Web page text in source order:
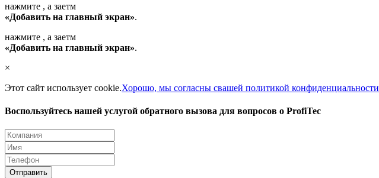
нажмите , а заетм
«Добавить на главный экран».
нажмите , а заетм
«Добавить на главный экран».
×
Этот сайт использует cookie.Хорошо, мы согласны свашей политикой конфиденциальности
Воспользуйтесь нашей услугой обратного вызова для вопросов о ProfiTec